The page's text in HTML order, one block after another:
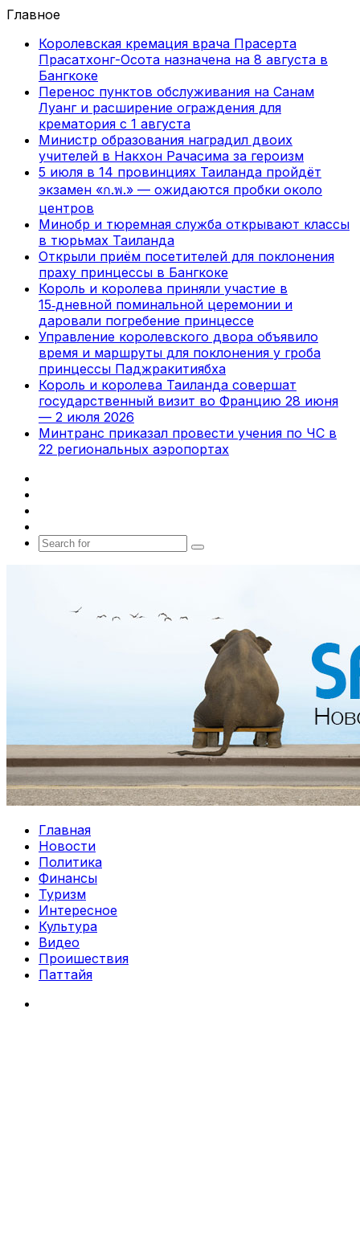
Главное
Королевская кремация врача Прасерта
Прасатхонг-Осота назначена на 8 августа в
Бангкоке
Перенос пунктов обслуживания на Санам
Луанг и расширение ограждения для
крематория с 1 августа
Министр образования наградил двоих
учителей в Накхон Рачасима за героизм
5 июля в 14 провинциях Таиланда пройдёт
экзамен «ก.พ.» — ожидаются пробки около
центров
Минобр и тюремная служба открывают классы
в тюрьмах Таиланда
Открыли приём посетителей для поклонения
праху принцессы в Бангкоке
Король и королева приняли участие в
15‑дневной поминальной церемонии и
даровали погребение принцессе
Управление королевского двора объявило
время и маршруты для поклонения у гроба
принцессы Паджракитиябха
Король и королева Таиланда совершат
государственный визит во Францию 28 июня
— 2 июля 2026
Минтранс приказал провести учения по ЧС в
22 региональных аэропортах
Search
Главная
Новости
Политика
Финансы
Туризм
Интересное
Культура
Видео
Проишествия
Паттайя